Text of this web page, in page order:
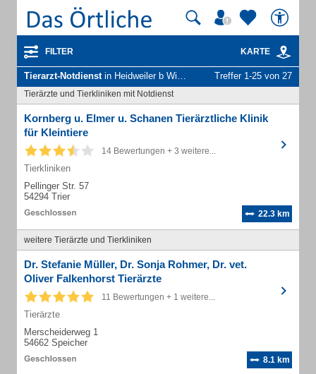
FILTER KARTE
Tierarzt-Notdienstin Heidweiler b Wittlich Treffer 1-25 von 27
Tierärzte und Tierkliniken mit Notdienst
Kornberg u. Elmer u. Schanen Tierärztliche Klinik
für Kleintiere
14 Bewertungen + 3 weitere...
Tierkliniken
Pellinger Str. 57
54294 Trier
22.3 km
weitere Tierärzte und Tierkliniken
Dr. Stefanie Müller, Dr. Sonja Rohmer, Dr. vet.
Oliver Falkenhorst Tierärzte
11 Bewertungen + 1 weitere...
Tierärzte
Merscheiderweg 1
54662 Speicher
8.1 km